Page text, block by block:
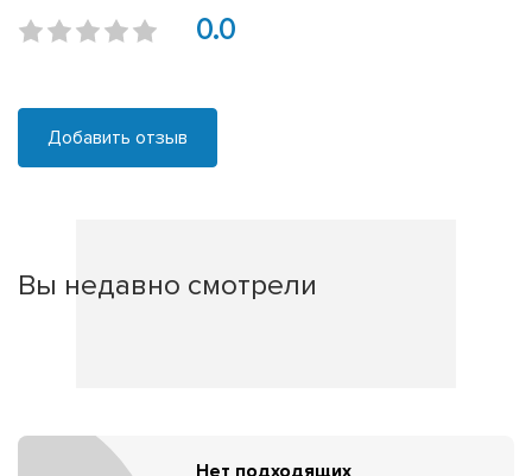
0.0
Добавить отзыв
Вы недавно смотрели
Нет подходящих